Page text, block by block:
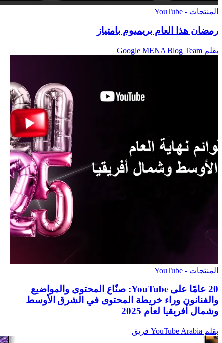
المنتجات - YouTube
رمضان هذا العام بريميوم بامتياز
بقلم Google MENA Blog Team
المنتجات - YouTube
‫20 عامًا على YouTube: صنّاع المحتوى والمواضيع
والفنانون وراء خريطة المحتوى في الشرق الأوسط
وشمال أفريقيا لعام 2025
بقلم YouTube Arabia فريق